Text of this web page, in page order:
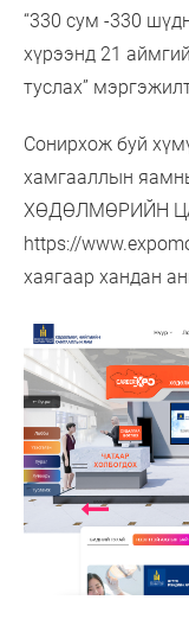
“330 сум -330
хүрээнд 21
туслах”
Сонирхож буй
хамгааллын
ХӨДӨЛМӨРИЙН
https://
хаягаар хандан